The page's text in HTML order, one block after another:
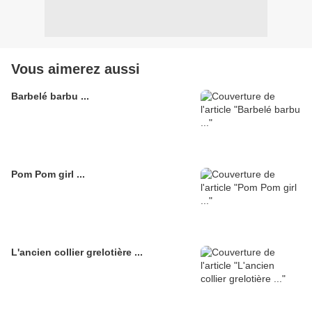
Vous aimerez aussi
Barbelé barbu ...
Pom Pom girl ...
L'ancien collier grelotière ...